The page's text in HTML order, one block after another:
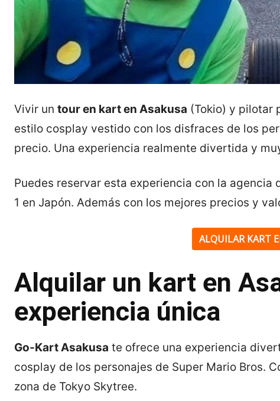
Vivir un tour en kart en Asakusa (Tokio) y pilotar
estilo cosplay vestido con los disfraces de los
precio. Una experiencia realmente divertida y
Puedes reservar esta experiencia con la
1 en Japón. Además con los mejores precios y
ALQUILAR KART
Alquilar un kart en
experiencia única
Go-Kart Asakusa te ofrece una experiencia
cosplay de los personajes de Super Mario Bros.
zona de Tokyo Skytree.